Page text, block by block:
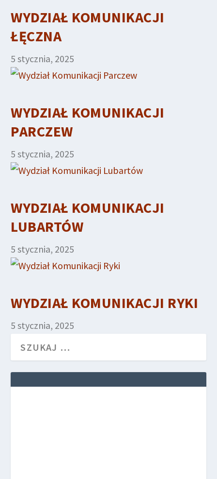
WYDZIAŁ KOMUNIKACJI
ŁĘCZNA
5 stycznia, 2025
WYDZIAŁ KOMUNIKACJI
PARCZEW
5 stycznia, 2025
WYDZIAŁ KOMUNIKACJI
LUBARTÓW
5 stycznia, 2025
WYDZIAŁ KOMUNIKACJI RYKI
5 stycznia, 2025